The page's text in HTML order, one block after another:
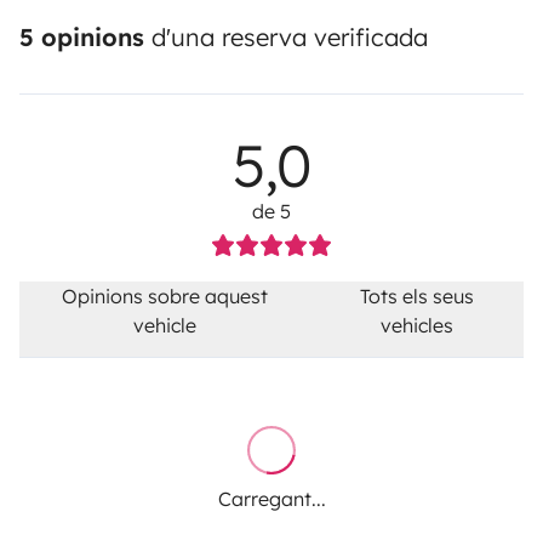
5 opinions d'una reserva verificada
5,0
de 5
Opinions sobre aquest
vehicle
Tots els seus
vehicles
Carregant...